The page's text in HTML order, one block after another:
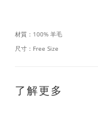
材質：100% 羊毛
尺寸：Free Size
了解更多